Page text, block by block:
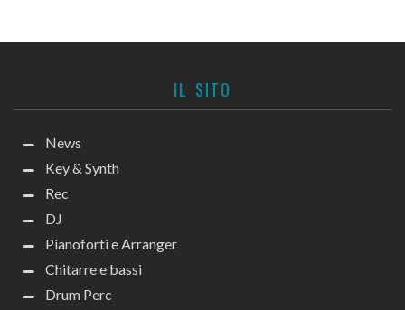
IL SITO
News
Key & Synth
Rec
DJ
Pianoforti e Arranger
Chitarre e bassi
Drum Perc